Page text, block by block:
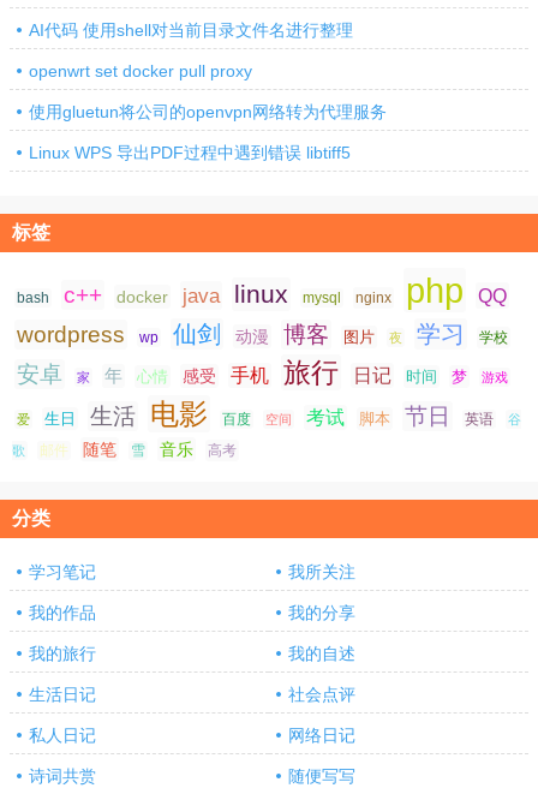
AI代码 使用shell对当前目录文件名进行整理
openwrt set docker pull proxy
使用gluetun将公司的openvpn网络转为代理服务
Linux WPS 导出PDF过程中遇到错误 libtiff5
标签
bash c++ docker java linux mysql nginx php QQ
wordpress wp 仙剑 动漫 博客 图片 夜 学习 学校
安卓 家 年 心情 感受 手机 旅行 日记 时间 梦 游戏
爱 生日 生活 电影 百度 空间 考试 脚本 节日 英语 谷
歌 邮件 随笔 雪 音乐 高考
分类
学习笔记 我所关注
我的作品 我的分享
我的旅行 我的自述
生活日记 社会点评
私人日记 网络日记
诗词共赏 随便写写